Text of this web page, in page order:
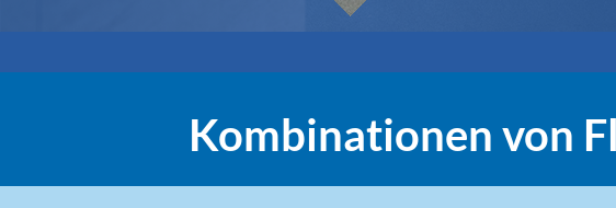
Kombinationen von